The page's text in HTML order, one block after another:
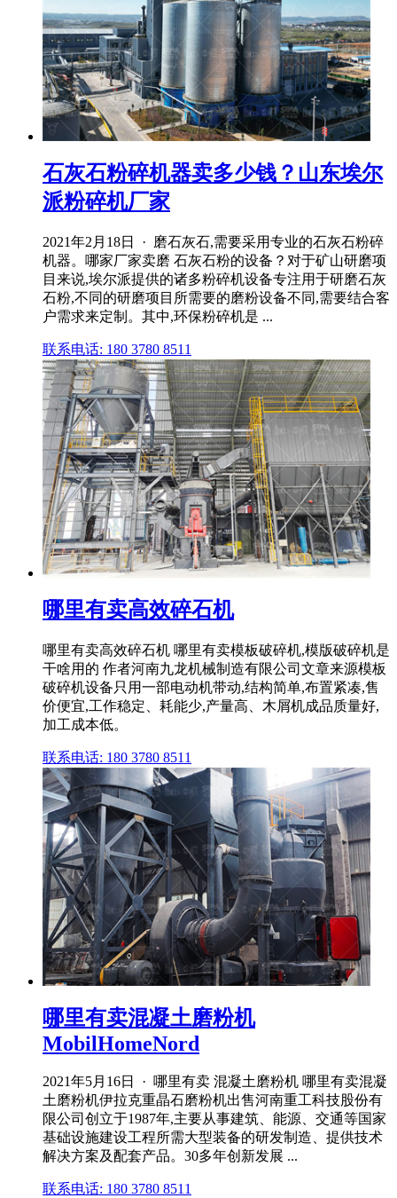
石灰石粉碎机器卖多少钱？山东埃尔
派粉碎机厂家
2021年2月18日 · 磨石灰石,需要采用专业的石灰石粉碎
机器。哪家厂家卖磨 石灰石粉的设备？对于矿山研磨项
目来说,埃尔派提供的诸多粉碎机设备专注用于研磨石灰
石粉,不同的研磨项目所需要的磨粉设备不同,需要结合客
户需求来定制。其中,环保粉碎机是 ...
联系电话: 180 3780 8511
哪里有卖高效碎石机
哪里有卖高效碎石机 哪里有卖模板破碎机,模版破碎机是
干啥用的 作者河南九龙机械制造有限公司文章来源模板
破碎机设备只用一部电动机带动,结构简单,布置紧凑,售
价便宜,工作稳定、耗能少,产量高、木屑机成品质量好,
加工成本低。
联系电话: 180 3780 8511
哪里有卖混凝土磨粉机
MobilHomeNord
2021年5月16日 · 哪里有卖 混凝土磨粉机 哪里有卖混凝
土磨粉机伊拉克重晶石磨粉机出售河南重工科技股份有
限公司创立于1987年,主要从事建筑、能源、交通等国家
基础设施建设工程所需大型装备的研发制造、提供技术
解决方案及配套产品。30多年创新发展 ...
联系电话: 180 3780 8511